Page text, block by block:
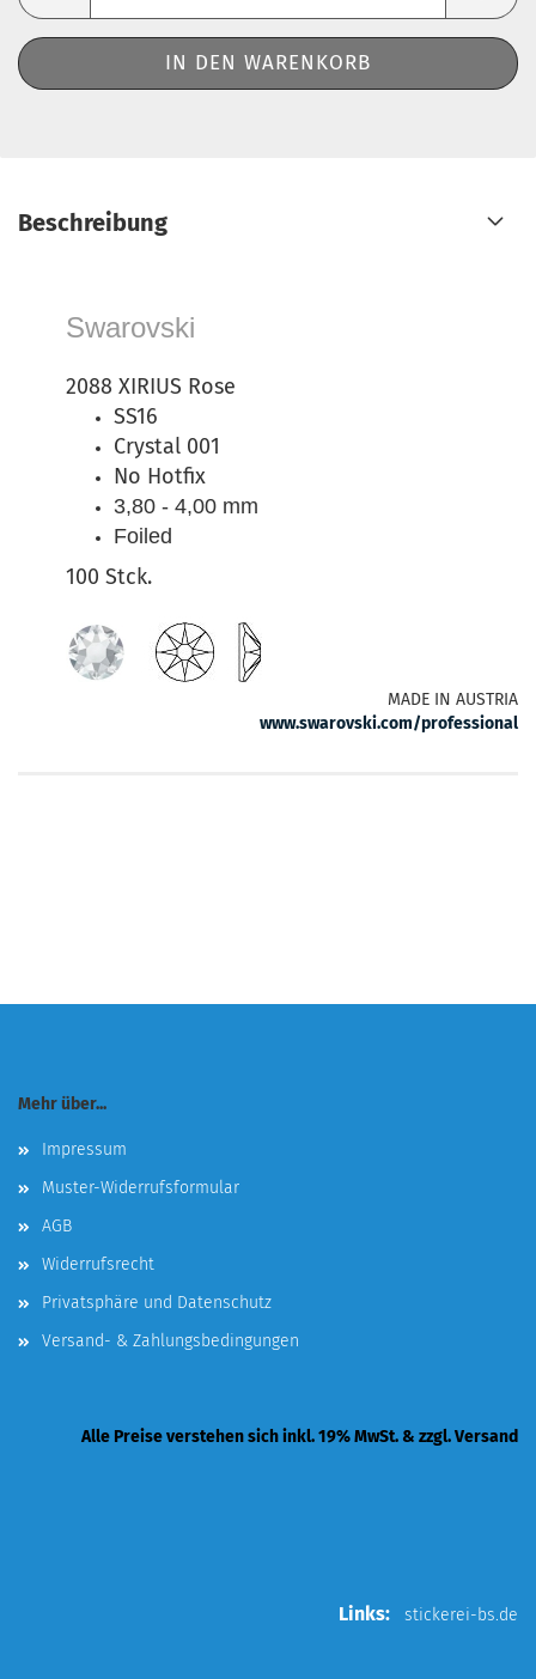
Beschreibung
Swarovski
2088 XIRIUS Rose
SS16
Crystal 001
No Hotfix
3,80 - 4,00 mm
Foiled
100 Stck.
MADE IN AUSTRIA
www.swarovski.com/professional
Mehr über...
Impressum
Muster-Widerrufsformular
AGB
Widerrufsrecht
Privatsphäre und Datenschutz
Versand- & Zahlungsbedingungen
Alle Preise verstehen sich inkl. 19% MwSt. & zzgl. Versand
Links: stickerei-bs.de